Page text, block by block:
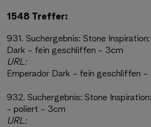
1548 Treffer:
931. Suchergebnis:Stone
Dark - fein geschliffen - 3cm
URL:
Emperador Dark - fein geschliffen -
932. Suchergebnis:Stone
- poliert - 3cm
URL: